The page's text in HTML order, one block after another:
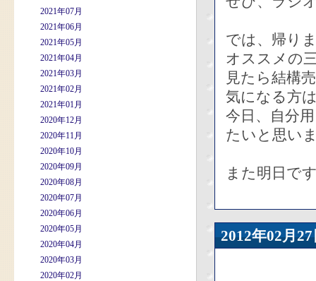
2021年07月
2021年06月
2021年05月
2021年04月
2021年03月
2021年02月
2021年01月
2020年12月
2020年11月
2020年10月
2020年09月
2020年08月
2020年07月
2020年06月
2020年05月
2020年04月
2020年03月
2020年02月
では、帰り
オススメの
見たら結構
気になる方
今日、自分
たいと思い
また明日で
2012年02